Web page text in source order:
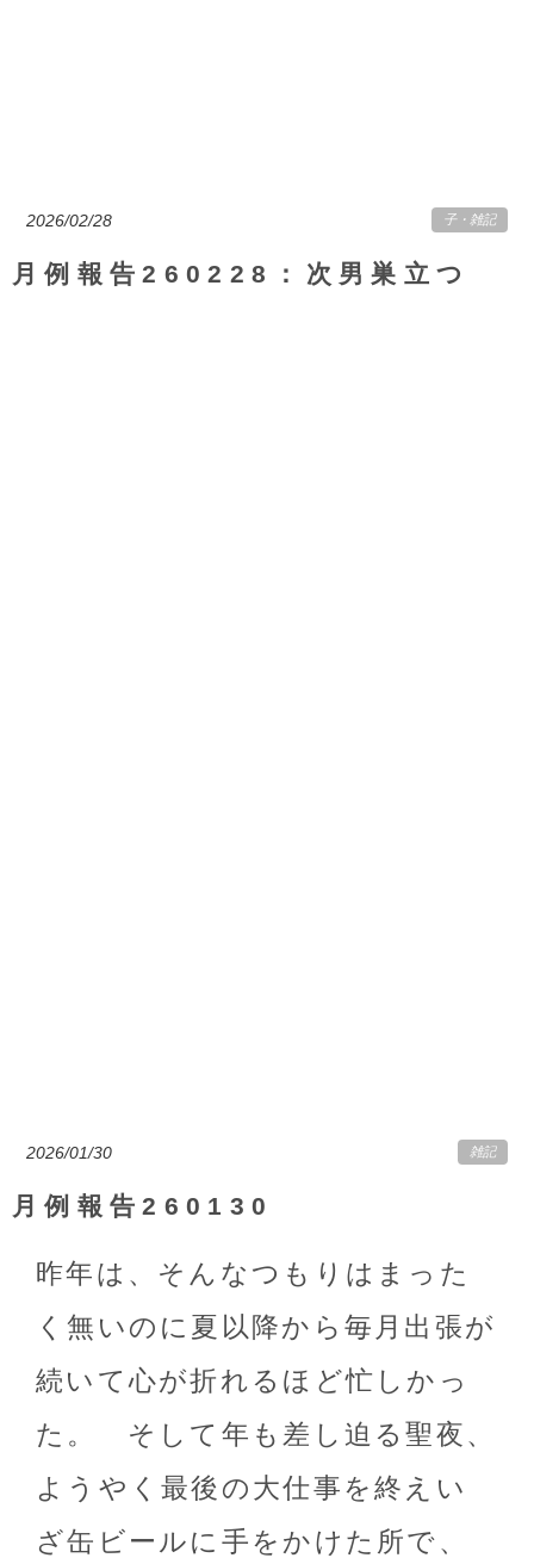
2026/02/28 子・ 雑記
月例報告260228：次男巣立つ
2026/01/30 雑記
月例報告260130
昨年は、そんなつもりはまった
く無いのに夏以降から毎月出張が
続いて心が折れるほど忙しかっ
た。 そして年も差し迫る聖夜、
ようやく最後の大仕事を終えい
ざ缶ビールに手をかけた所で、